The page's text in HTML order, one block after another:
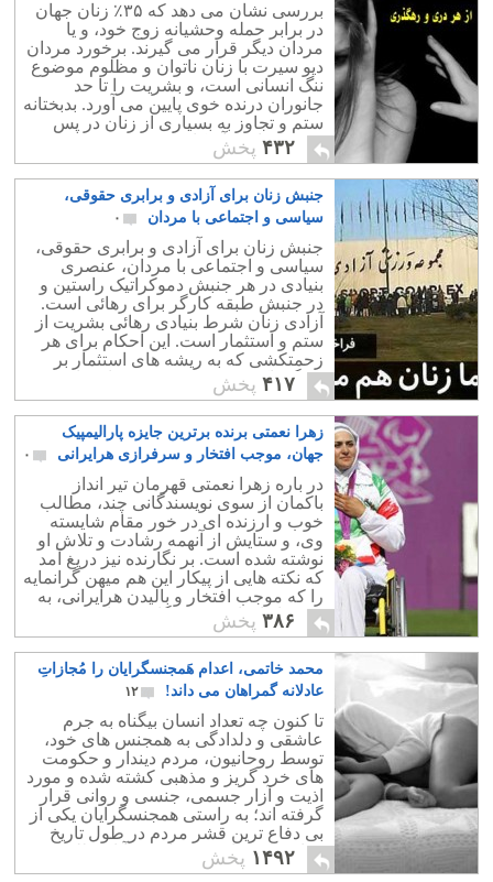
بررسی نشان می دهد که ۳۵٪ زنان جهان
در برابر حمله وحشیانه زوج خود، و یا
مردان دیگر قرار می گیرند. برخورد مردان
دیو سیرت با زنان ناتوان و مظلوم موضوع
ننگ انسانی است، و بشریت را تا حد
جانوران درنده خوی پایین می آورد. بدبختانه
ستم و تجاوز به بسیاری از زنان در پس
پرده میماند و آشکار نمی شود.
۴۳۲ پخش
جنبش زنان برای آزادی و برابری حقوقی،
سیاسی و اجتماعی با مردان
۰
جنبش زنان برای آزادی و برابری حقوقی،
سیاسی و اجتماعی با مردان، عنصری
بنیادی در هر جنبش دموکراتیک راستین و
در جنبش طبقه کارگر برای رهائی است.
آزادی زنان شرط بنیادی رهائی بشریت از
ستم و استثمار است. این احکام برای هر
زحمتکشی که به ریشه های استثمار بر
زندگی اکثریت مردم پی برده باشد از
بدیهیات است.
۴۱۷ پخش
زهرا نعمتی برنده برترین جایزه پارالیمپیک
جهان، موجب افتخار و سرفرازی هرایرانی
۰
در باره زهرا نعمتی قهرمان تیر انداز
باکمان از سوی نویسندگانی چند، مطالب
خوب و ارزنده ای در خور مقام شایسته
وی، و ستایش از آنهمه رشادت و تلاش او
نوشته شده است. بر نگارنده نیز دریغ آمد
که نکته هایی از پیکار این هم میهن گرانمایه
را که موجب افتخار و بالیدن هرایرانی، به
ویژه بانوان است، به نگارش نیاورد.
۳۸۶ پخش
محمد خاتمی، اعدام هَمجنسگرایان را مُجازاتِ
عادلانه گمراهان می داند!
۱۲
تا کنون چه تعداد انسان بیگناه به جرم
عاشقی و دلدادگی به همجنس های خود،
توسط روحانیون، مردم دیندار و حکومت
های خرد گریز و مذهبی کشته شده و مورد
اذیت و آزار جسمی، جنسی و روانی قرار
گرفته اند؛ به راستی همجنسگرایان یکی از
بی دفاع ترین قشر مردم در طول تاریخ
مذاهب بوده اند و همواره به آنان ظلم شده
است.
۱۴۹۲ پخش